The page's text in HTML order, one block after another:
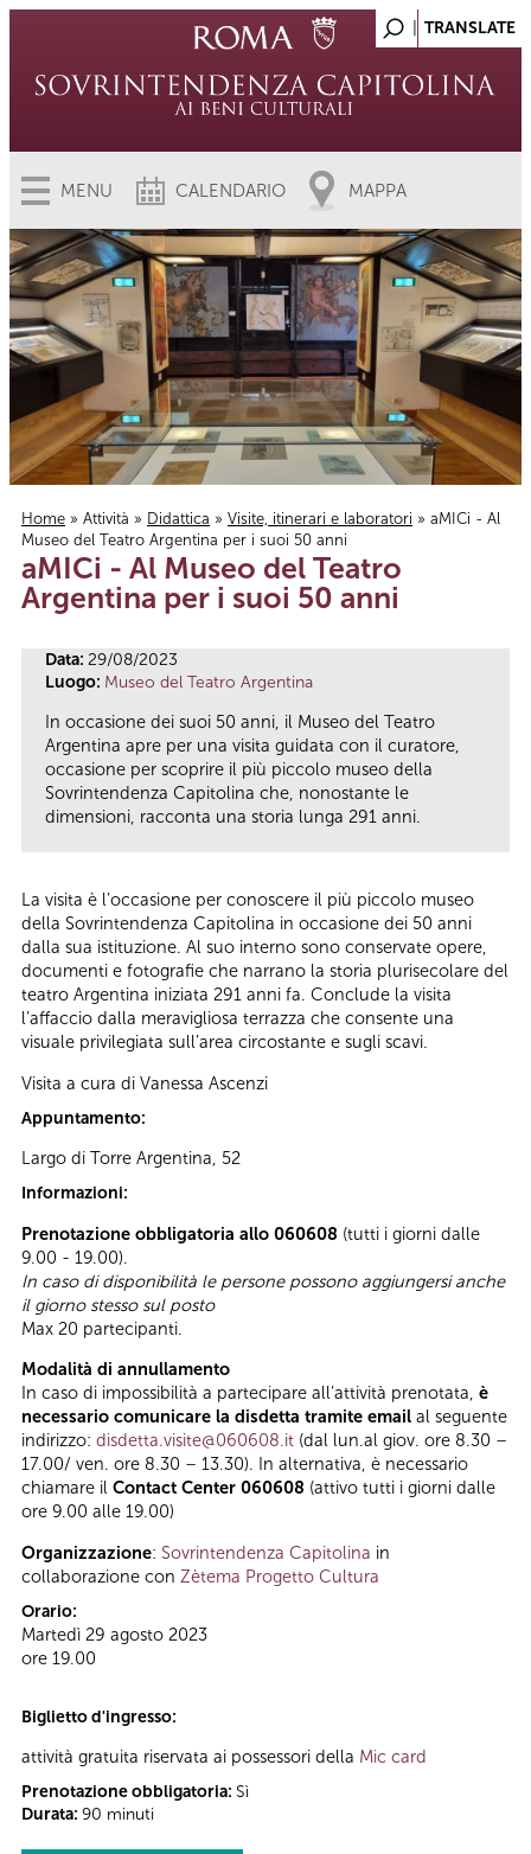
MENU CALENDARIO MAPPA
Tu sei qui
Home » Attività » Didattica » Visite, itinerari e laboratori » aMICi - Al
Museo del Teatro Argentina per i suoi 50 anni
aMICi - Al Museo del Teatro
Argentina per i suoi 50 anni
Data: 29/08/2023
Luogo: Museo del Teatro Argentina
In occasione dei suoi 50 anni, il Museo del Teatro
Argentina apre per una visita guidata con il curatore,
occasione per scoprire il più piccolo museo della
Sovrintendenza Capitolina che, nonostante le
dimensioni, racconta una storia lunga 291 anni.
La visita è l’occasione per conoscere il più piccolo museo
della Sovrintendenza Capitolina in occasione dei 50 anni
dalla sua istituzione. Al suo interno sono conservate opere,
documenti e fotografie che narrano la storia plurisecolare del
teatro Argentina iniziata 291 anni fa. Conclude la visita
l’affaccio dalla meravigliosa terrazza che consente una
visuale privilegiata sull’area circostante e sugli scavi.
Visita a cura di Vanessa Ascenzi
Appuntamento:
Largo di Torre Argentina, 52
Informazioni:
Prenotazione obbligatoria allo 060608 (tutti i giorni dalle
9.00 - 19.00).
In caso di disponibilità le persone possono aggiungersi anche
il giorno stesso sul posto
Max 20 partecipanti.
Modalità di annullamento
In caso di impossibilità a partecipare all’attività prenotata, è
necessario comunicare la disdetta tramite email al seguente
indirizzo: disdetta.visite@060608.it (dal lun.al giov. ore 8.30 –
17.00/ ven. ore 8.30 – 13.30). In alternativa, è necessario
chiamare il Contact Center 060608 (attivo tutti i giorni dalle
ore 9.00 alle 19.00)
Organizzazione: Sovrintendenza Capitolina in
collaborazione con Zètema Progetto Cultura
Orario:
Martedì 29 agosto 2023
ore 19.00
Biglietto d'ingresso:
attività gratuita riservata ai possessori della Mic card
Prenotazione obbligatoria: Sì
Durata: 90 minuti